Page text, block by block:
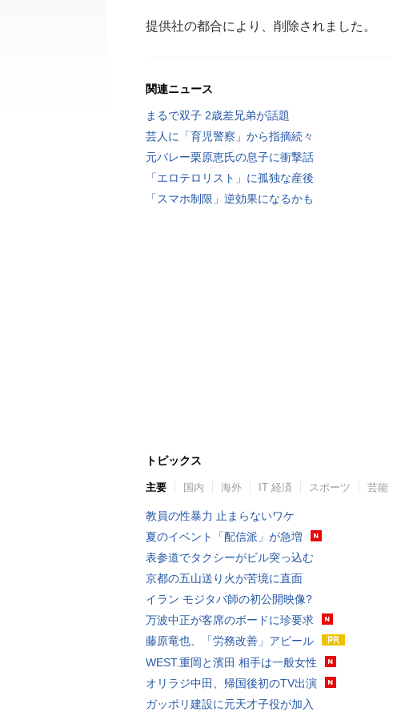
提供社の都合により、削除されました。
関連ニュース
まるで双子 2歳差兄弟が話題
芸人に「育児警察」から指摘続々
元バレー栗原恵氏の息子に衝撃話
「エロテロリスト」に孤独な産後
「スマホ制限」逆効果になるかも
トピックス
主要 国内 海外 IT 経済 スポーツ 芸能
教員の性暴力 止まらないワケ
夏のイベント「配信派」が急増
表参道でタクシーがビル突っ込む
京都の五山送り火が苦境に直面
イラン モジタバ師の初公開映像?
万波中正が客席のボードに珍要求
藤原竜也、「労務改善」アピール
WEST.重岡と濱田 相手は一般女性
オリラジ中田、帰国後初のTV出演
ガッポリ建設に元天才子役が加入